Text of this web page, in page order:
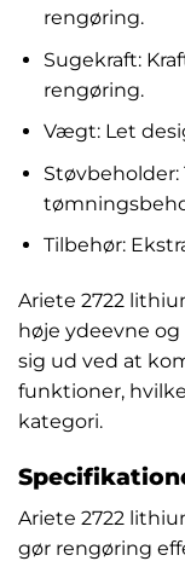
rengøring.
Sugekraft:
rengøring.
Vægt: Let
Tilbehør:
Ariete 2722
høje ydeevne
sig ud ved at
funktioner,
kategori.
Ariete 2722
gør rengøring